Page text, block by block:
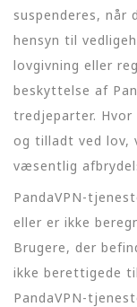
suspenderes, når
hensyn til
lovgivning eller
beskyttelse af
tredjeparter.
og tilladt ved lov,
væsentlig
PandaVPN-
eller er ikke
Brugere, der
ikke berettigede
PandaVPN-